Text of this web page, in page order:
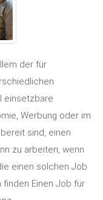
der für
einsetzbare
Werbung oder im
sind, einen
zu arbeiten, wenn
einen solchen Job
Einen Job für